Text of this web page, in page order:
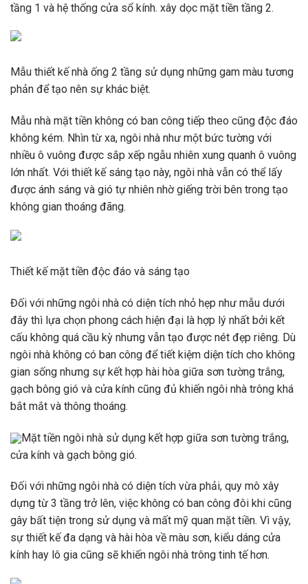
tầng 1 và hệ thống cửa sổ kính. xây dọc mặt tiền tầng 2.
Mẫu thiết kế nhà ống 2 tầng sử dụng những gam màu tương
phản để tạo nên sự khác biệt.
Mẫu nhà mặt tiền không có ban công tiếp theo cũng độc đáo
không kém. Nhìn từ xa, ngôi nhà như một bức tường với
nhiều ô vuông được sắp xếp ngẫu nhiên xung quanh ô vuông
lớn nhất. Với thiết kế sáng tạo này, ngôi nhà vẫn có thể lấy
được ánh sáng và gió tự nhiên nhờ giếng trời bên trong tạo
không gian thoáng đãng.
Thiết kế mặt tiền độc đáo và sáng tạo
Đối với những ngôi nhà có diện tích nhỏ hẹp như mẫu dưới
đây thì lựa chọn phong cách hiện đại là hợp lý nhất bởi kết
cấu không quá cầu kỳ nhưng vẫn tạo được nét đẹp riêng. Dù
ngôi nhà không có ban công để tiết kiệm diện tích cho không
gian sống nhưng sự kết hợp hài hòa giữa sơn tường trắng,
gạch bông gió và cửa kính cũng đủ khiến ngôi nhà trông khá
bắt mắt và thông thoáng.
Mặt tiền ngôi nhà sử dụng kết hợp giữa sơn tường trắng,
cửa kính và gạch bông gió.
Đối với những ngôi nhà có diện tích vừa phải, quy mô xây
dựng từ 3 tầng trở lên, việc không có ban công đôi khi cũng
gây bất tiện trong sử dụng và mất mỹ quan mặt tiền. Vì vậy,
sự thiết kế đa dạng và hài hòa về màu sơn, kiểu dáng cửa
kính hay lô gia cũng sẽ khiến ngôi nhà trông tinh tế hơn.